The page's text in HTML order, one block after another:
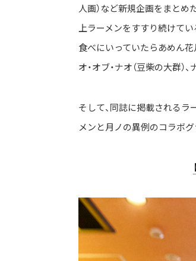
人画）など新規企画をまとめ
上ラーメンをすすり続けて
食べにいっていたらあめん花
オ・オブ・ナオ（豆柴の大群）
そして、同誌に掲載される
メンと月ノの異例のコラボグ